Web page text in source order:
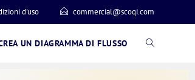
d'uso commercial@scoqi.com
UN DIAGRAMMA DI FLUSSO